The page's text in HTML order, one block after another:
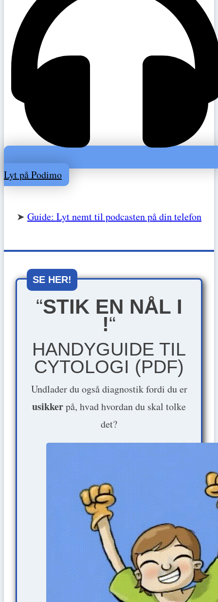
Lyt på Podimo
➤ Guide: Lyt nemt til podcasten på din telefon
SE HER!
“STIK EN NÅL I
!“
HANDYGUIDE TIL
CYTOLOGI (PDF)
Undlader du også diagnostik fordi du er
usikkerpå, hvad hvordan du skal tolke
det?